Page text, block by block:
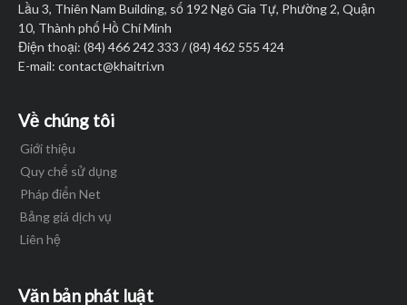
Lầu 3, Thiên Nam Building, số 192 Ngô Gia Tự, Phường 2, Quận
10, Thành phố Hồ Chí Minh
Điện thoại: (84) 466 242 333 / (84) 462 555 424
E-mail: contact@khaitri.vn
Về chúng tôi
Giới thiệu
Quy chế sử dụng
Pháp điển Net
Bảng giá dịch vụ
Liên hệ
Văn bản phát luật